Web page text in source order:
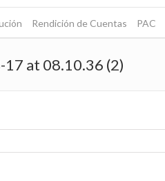
Rendición de Cuentas PAC
at 08.10.36 (2)